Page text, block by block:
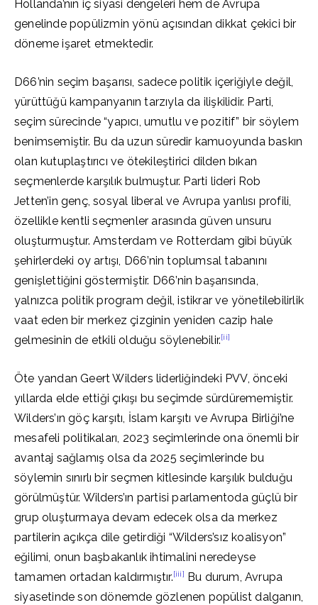
Hollanda’nın iç siyasi dengeleri hem de Avrupa
genelinde popülizmin yönü açısından dikkat çekici bir
döneme işaret etmektedir.
D66’nin seçim başarısı, sadece politik içeriğiyle değil,
yürüttüğü kampanyanın tarzıyla da ilişkilidir. Parti,
seçim sürecinde “yapıcı, umutlu ve pozitif” bir söylem
benimsemiştir. Bu da uzun süredir kamuoyunda baskın
olan kutuplaştırıcı ve ötekileştirici dilden bıkan
seçmenlerde karşılık bulmuştur. Parti lideri Rob
Jetten’in genç, sosyal liberal ve Avrupa yanlısı profili,
özellikle kentli seçmenler arasında güven unsuru
oluşturmuştur. Amsterdam ve Rotterdam gibi büyük
şehirlerdeki oy artışı, D66’nin toplumsal tabanını
genişlettiğini göstermiştir. D66’nin başarısında,
yalnızca politik program değil, istikrar ve yönetilebilirlik
vaat eden bir merkez çizginin yeniden cazip hale
gelmesinin de etkili olduğu söylenebilir.[ii]
Öte yandan Geert Wilders liderliğindeki PVV, önceki
yıllarda elde ettiği çıkışı bu seçimde sürdürememiştir.
Wilders’ın göç karşıtı, İslam karşıtı ve Avrupa Birliği’ne
mesafeli politikaları, 2023 seçimlerinde ona önemli bir
avantaj sağlamış olsa da 2025 seçimlerinde bu
söylemin sınırlı bir seçmen kitlesinde karşılık bulduğu
görülmüştür. Wilders’ın partisi parlamentoda güçlü bir
grup oluşturmaya devam edecek olsa da merkez
partilerin açıkça dile getirdiği “Wilders’sız koalisyon”
eğilimi, onun başbakanlık ihtimalini neredeyse
tamamen ortadan kaldırmıştır.[iii] Bu durum, Avrupa
siyasetinde son dönemde gözlenen popülist dalganın,